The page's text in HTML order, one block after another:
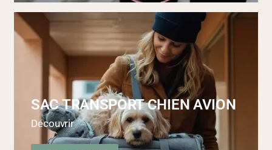
SAC TRANSPORT CHIEN AVION
Découvrir